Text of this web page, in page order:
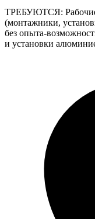
ТРЕБУЮТСЯ: Рабочие
(монтажники,
без опыта-
и установки